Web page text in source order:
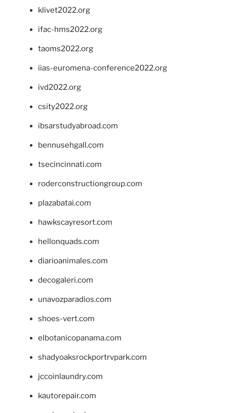
klivet2022.org
ifac-hms2022.org
taoms2022.org
iias-euromena-conference2022.org
ivd2022.org
csity2022.org
ibsarstudyabroad.com
bennusehgall.com
tsecincinnati.com
roderconstructiongroup.com
plazabatai.com
hawkscayresort.com
hellonquads.com
diarioanimales.com
decogaleri.com
unavozparadios.com
shoes-vert.com
elbotanicopanama.com
shadyoaksrockportrvpark.com
jccoinlaundry.com
kautorepair.com